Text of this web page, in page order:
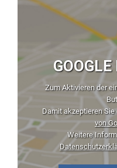
Zum Aktivieren der
Damit akzeptieren
von
Weitere